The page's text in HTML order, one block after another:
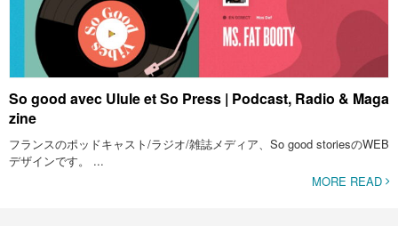
So good avec Ulule et So Press | Podcast, Radio & Maga
zine
フランスのポッドキャスト/ラジオ/雑誌メディア、So good storiesのWEB
デザインです。 ...
MORE READ